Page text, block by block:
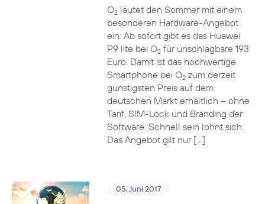
O2läutet den Sommer mit einem
besonderen Hardware-Angebot
ein: Ab sofort gibt es das Huawei
P9 lite bei O2für unschlagbare 193
Euro. Damit ist das hochwertige
Smartphone bei O2zum derzeit
günstigsten Preis auf dem
deutschen Markt erhältlich – ohne
Tarif, SIM-Lock und Branding der
Software. Schnell sein lohnt sich:
Das Angebot gilt nur […]
05. Juni 2017